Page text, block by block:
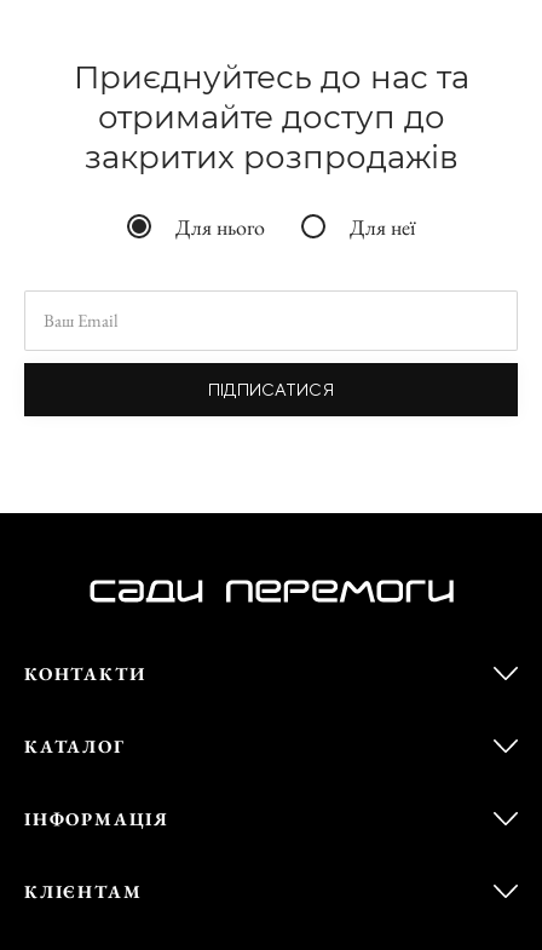
Приєднуйтесь до нас та
отримайте доступ до
закритих розпродажів
Для нього Для неї
ПІДПИСАТИСЯ
КОНТАКТИ
КАТАЛОГ
ІНФОРМАЦІЯ
КЛІЄНТАМ